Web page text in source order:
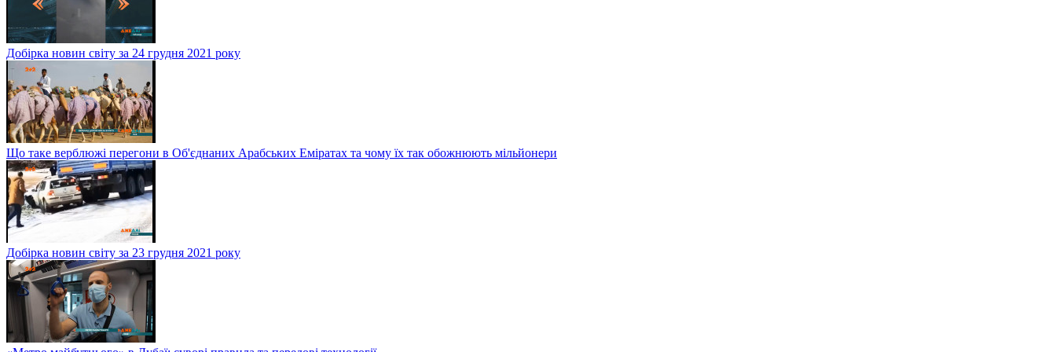
Добірка новин світу за 24 грудня 2021 року
Що таке верблюжі перегони в Об'єднаних Арабських Еміратах та чому їх так обожнюють мільйонери
Добірка новин світу за 23 грудня 2021 року